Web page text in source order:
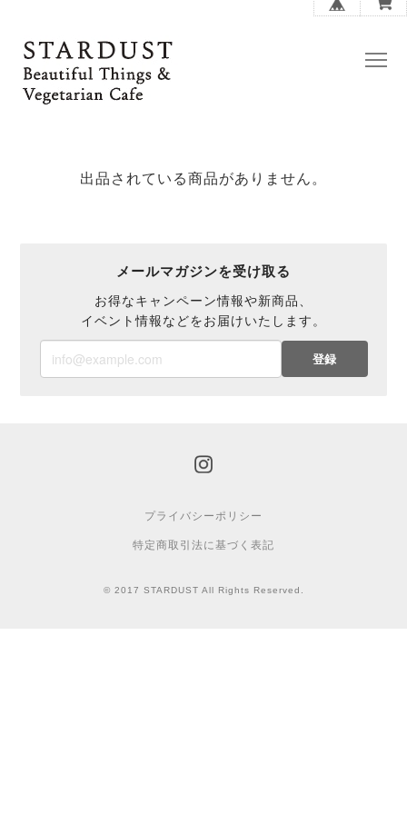
出品されている商品がありません。
メールマガジンを受け取る
お得なキャンペーン情報や新商品、
イベント情報などをお届けいたします。
登録
プライバシーポリシー
特定商取引法に基づく表記
© 2017 STARDUST All Rights Reserved.